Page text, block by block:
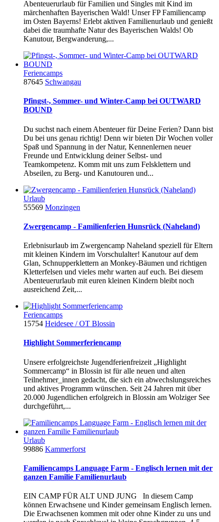
Abenteuerurlaub für Familien und Singles mit Kind im
märchenhaften Bayerischen Wald! Unser FP Familiencamp
im Osten Bayerns! Erlebt aktiven Familienurlaub und genießt
dabei die traumhafte Natur des Bayerischen Walds! Ob
Kanutour, Bergwanderung,...
Feriencamps
87645 Schwangau
Pfingst-, Sommer- und Winter-Camp bei OUTWARD
BOUND
Du suchst nach einem Abenteuer für Deine Ferien? Dann bist
Du bei uns genau richtig! Denn wir bieten Dir Wochen voller
Spaß und Spannung in der Natur, Kennenlernen neuer
Freunde und Entwicklung deiner Selbst- und
Teamkompetenz. Komm mit uns zum Felsklettern und
Abseilen, zu Berg- und Kanutouren und...
Urlaub
55569 Monzingen
Zwergencamp - Familienferien Hunsrück (Naheland)
Erlebnisurlaub im Zwergencamp Naheland speziell für Eltern
mit kleinen Kindern im Vorschulalter! Kanutour auf dem
Glan, Schnupperklettern an Monkey-Bäumen und richtigen
Kletterfelsen und vieles mehr warten auf euch. Bei diesem
Abenteuerurlaub mit euren kleinen Kindern bleibt noch
ausreichend Zeit,...
Feriencamps
15754 Heidesee / OT Blossin
Highlight Sommerferiencamp
Unsere erfolgreichste Jugendferienfreizeit „Highlight
Sommercamp“ in Blossin ist für alle neuen und alten
Teilnehmer_innen gedacht, die sich ein abwechslungsreiches
und aktives Programm wünschen. Seit 24 Jahren mit über
20.000 Jugendlichen erfolgreich in Blossin am Wolziger See
durchgeführt,...
Urlaub
99886 Kammerforst
Familiencamps Language Farm - Englisch lernen mit der
ganzen Familie Familienurlaub
EIN CAMP FÜR ALT UND JUNG In diesem Camp
können Erwachsene und Kinder gemeinsam Englisch lernen.
Die Erwachsenen kommen mit oder ohne Kinder zu uns und